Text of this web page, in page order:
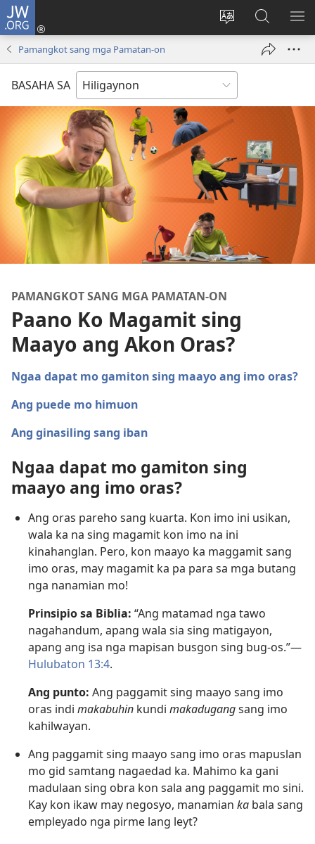
JW.ORG
Islan
lenguahe
sang
site
Mag-
log
new
Mangita
sa
JW.ORG
Pamangkot sang mga Pamatan-on
BASAHA SA
PAMANGKOT SANG MGA PAMATAN-ON
Paano Ko Magamit sing
Maayo ang Akon Oras?
Ngaa dapat mo gamiton sing maayo ang imo oras?
Ang puede mo himuon
Ang ginasiling sang iban
Ngaa dapat mo gamiton sing
maayo ang imo oras?
Ang oras pareho sang kuarta. Kon imo ini usikan,
wala ka na sing magamit kon imo na ini
kinahanglan. Pero, kon maayo ka maggamit sang
imo oras, may magamit ka pa para sa mga butang
nga nanamian mo!
Prinsipio sa Biblia: “Ang matamad nga tawo
nagahandum, apang wala sia sing matigayon,
apang ang isa nga mapisan busgon sing bug-os.”—
Hulubaton 13:4.
Ang punto: Ang paggamit sing maayo sang imo
oras indi makabuhin kundi makadugangsang imo
kahilwayan.
Ang paggamit sing maayo sang imo oras mapuslan
mo gid samtang nagaedad ka. Mahimo ka gani
madulaan sing obra kon sala ang paggamit mo sini.
Kay kon ikaw may negosyo, manamian ka bala sang
empleyado nga pirme lang leyt?